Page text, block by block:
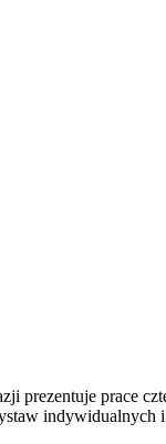
prezentuje prace
indywidualnych